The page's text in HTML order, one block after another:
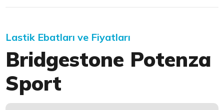
Lastik Ebatları ve Fiyatları
Bridgestone Potenza
Sport